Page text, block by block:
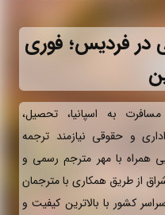
در فردیس؛ فوری
به اسپانیا، تحصیل،
و حقوقی نیازمند ترجمه
همراه با مهر مترجم رسمی و
از طریق همکاری با مترجمان
کشور با بالاترین کیفیت و